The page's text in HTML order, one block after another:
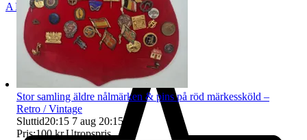
ANTIQUS_BÅLSTA_AB
Stor samling äldre nålmärken & pins på röd märkessköld –
Retro / Vintage
Sluttid20:15 7 aug 20:15.
Pris:100 kr,Utropspris.